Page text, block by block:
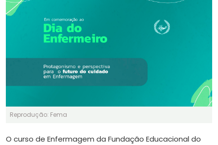
Reprodução: Fema
O curso de Enfermagem da Fundação Educacional do